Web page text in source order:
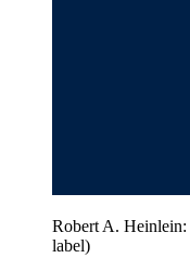
Robert A.
label)